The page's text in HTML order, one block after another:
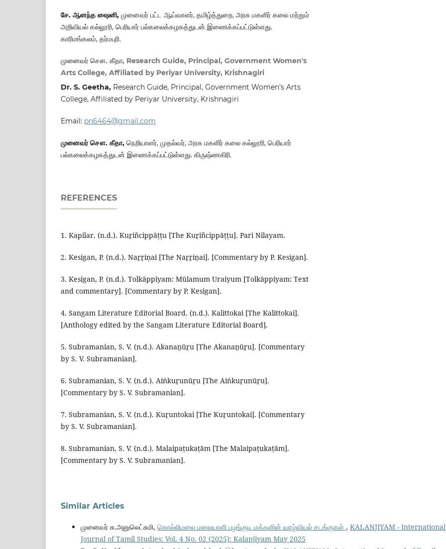
சே. ஆனந்த ஷைனி, முனைவர் பட்ட ஆய்வாளர், தமிழ்த்துறை, அரசு மகளிர் கலை மற்றும்
அறிவியல் கல்லூரி, பெரியார் பல்கலைக்கழகத்துடன் இணைக்கப்பட்டுள்ளது.
காரிமங்கலம், தர்மபுரி.
முனைவர் சௌ. கீதா, Research Guide, Principal, Government Women's
Arts College, Affiliated by Periyar University, Krishnagiri
Dr. S. Geetha, Research Guide, Principal, Government Women's Arts
College, Affiliated by Periyar University, Krishnagiri
Email: pn6464@gmail.com
முனைவர் சௌ. கீதா, நெறியாளர், முதல்வர், அரசு மகளிர் கலை கல்லூரி, பெரியார்
பல்கலைக்கழகத்துடன் இணைக்கப்பட்டுள்ளது. கிருஷ்ணகிரி.
REFERENCES
1. Kapilar. (n.d.). Kuṟiñcippāṭṭu [The Kuṟiñcippāṭṭu]. Pari Nilayam.
2. Kesigan, P. (n.d.). Naṟṟiṇai [The Naṟṟiṇai]. [Commentary by P. Kesigan].
3. Kesigan, P. (n.d.). Tolkāppiyam: Mūlamum Uraiyum [Tolkāppiyam: Text
and commentary]. [Commentary by P. Kesigan].
4. Sangam Literature Editorial Board. (n.d.). Kalittokai [The Kalittokai].
[Anthology edited by the Sangam Literature Editorial Board].
5. Subramanian, S. V. (n.d.). Akanaṉūṟu [The Akanaṉūṟu]. [Commentary
by S. V. Subramanian].
6. Subramanian, S. V. (n.d.). Aiṅkuṟunūṟu [The Aiṅkuṟunūṟu].
[Commentary by S. V. Subramanian].
7. Subramanian, S. V. (n.d.). Kuṟuntokai [The Kuṟuntokai]. [Commentary
by S. V. Subramanian].
8. Subramanian, S. V. (n.d.). Malaipaṭukaṭām [The Malaipaṭukaṭām].
[Commentary by S. V. Subramanian].
Similar Articles
முனைவர் சு.அனுலெட்சுமி, கொல்லிமலை மலையாளி பழங்குடி மக்களின் வாழ்வியல் சடங்குகள் , KALANJIYAM - International
Journal of Tamil Studies: Vol. 4 No. 02 (2025): Kalanjiyam May 2025